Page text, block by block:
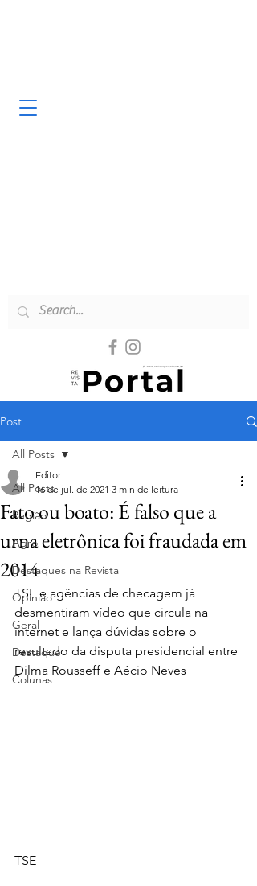
Post
All Posts
Região
Agro
Destaques na Revista
Opinião
Geral
Destaque
Colunas
All Posts
Fato ou boato: É falso que a
urna eletrônica foi fraudada em
2014
Editor
16 de jul. de 2021 3 min de leitura
TSE e agências de checagem já
desmentiram vídeo que circula na
internet e lança dúvidas sobre o
resultado da disputa presidencial entre
Dilma Rousseff e Aécio Neves
TSE